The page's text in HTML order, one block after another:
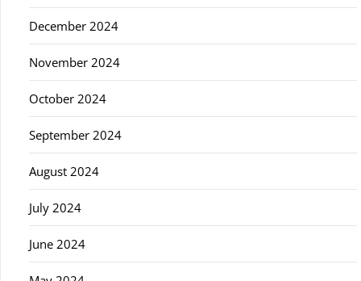
December 2024
November 2024
October 2024
September 2024
August 2024
July 2024
June 2024